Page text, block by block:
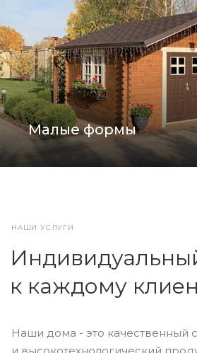
Малые формы
НАШИ УСЛУГИ
к каждому
Наши дома - это качественный